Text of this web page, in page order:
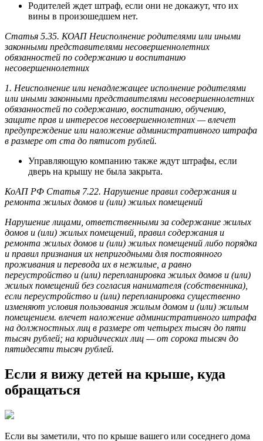
Родителей ждет штраф, если они не докажут, что их
вины в произошедшем нет.
Статья 5.35. КОАП Неисполнение родителями или иными
законными представителями несовершеннолетних
обязанностей по содержанию и воспитанию
несовершеннолетних
1. Неисполнение или ненадлежащее исполнение родителями
или иными законными представителями несовершеннолетних
обязанностей по содержанию, воспитанию, обучению,
защите прав и интересов несовершеннолетних — влечет
предупреждение или наложение административного штрафа
в размере от ста до пятисот рублей.
Управляющую компанию также ждут штрафы, если
дверь на крышу не была закрыта.
КоАП РФ Статья 7.22. Нарушение правил содержания и
ремонта жилых домов и (или) жилых помещений
Нарушение лицами, ответственными за содержание жилых
домов и (или) жилых помещений, правил содержания и
ремонта жилых домов и (или) жилых помещений либо порядка
и правил признания их непригодными для постоянного
проживания и перевода их в нежилые, а равно
переустройство и (или) перепланировка жилых домов и (или)
жилых помещений без согласия нанимателя (собственника),
если переустройство и (или) перепланировка существенно
изменяют условия пользования жилым домом и (или) жилым
помещением. влечет наложение административного штрафа
на должностных лиц в размере от четырех тысяч до пяти
тысяч рублей; на юридических лиц — от сорока тысяч до
пятидесяти тысяч рублей.
Если я вижу детей на крыше, куда
обращаться
Если вы заметили, что по крыше вашего или соседнего дома